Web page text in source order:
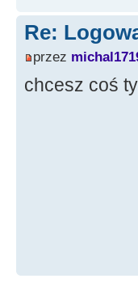
Re:
przez
chcesz coś